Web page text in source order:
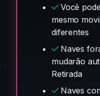
Você
mesmo
diferentes
Naves
mudarão
Retirada
Naves